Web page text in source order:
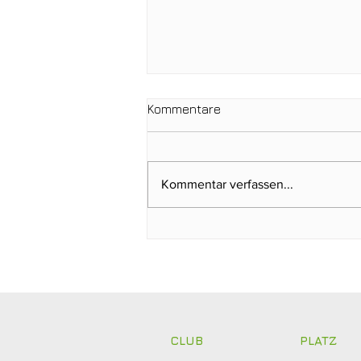
Kommentare
Kommentar verfassen...
CLUB PLATZ